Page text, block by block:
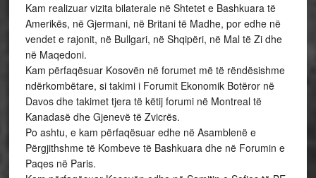
Kam realizuar vizita bilaterale në Shtetet e Bashkuara të
Amerikës, në Gjermani, në Britani të Madhe, por edhe në
vendet e rajonit, në Bullgari, në Shqipëri, në Mal të Zi dhe
në Maqedoni.
Kam përfaqësuar Kosovën në forumet më të rëndësishme
ndërkombëtare, si takimi i Forumit Ekonomik Botëror në
Davos dhe takimet tjera të këtij forumi në Montreal të
Kanadasë dhe Gjenevë të Zvicrës.
Po ashtu, e kam përfaqësuar edhe në Asamblenë e
Përgjithshme të Kombeve të Bashkuara dhe në Forumin e
Paqes në Paris.